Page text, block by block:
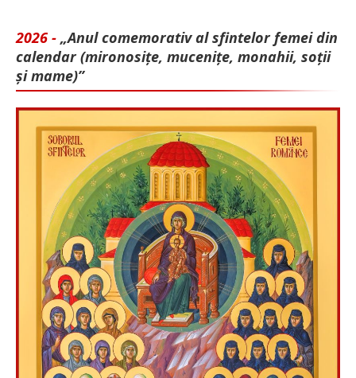
2026 - „Anul comemorativ al sfintelor femei din
calendar (mironosițe, mu­cenițe, monahii, soții
și mame)”